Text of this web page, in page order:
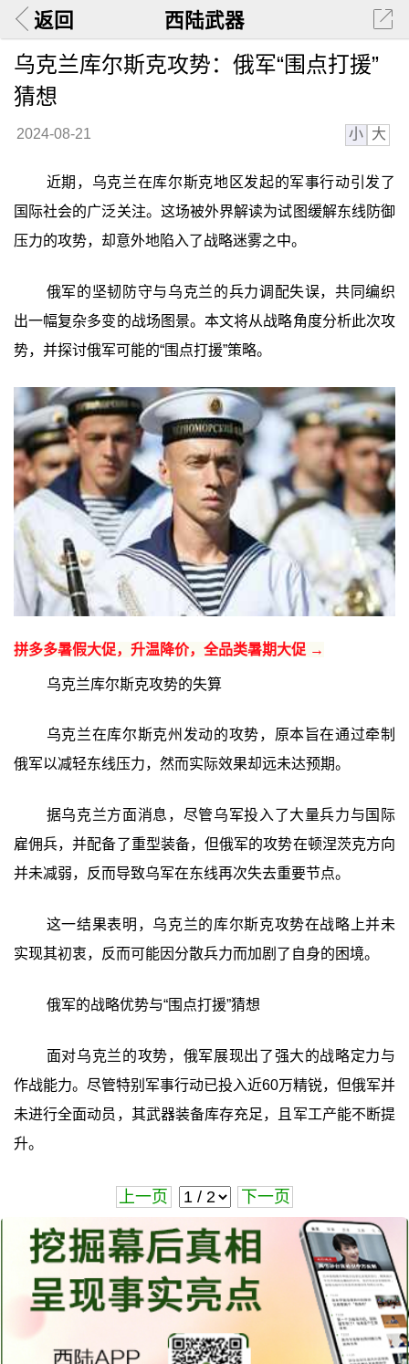
返回 西陆武器
乌克兰库尔斯克攻势：俄军“围点打援”
猜想
2024-08-21 小 大
近期，乌克兰在库尔斯克地区发起的军事行动引发了
国际社会的广泛关注。这场被外界解读为试图缓解东线防御
压力的攻势，却意外地陷入了战略迷雾之中。
俄军的坚韧防守与乌克兰的兵力调配失误，共同编织
出一幅复杂多变的战场图景。本文将从战略角度分析此次攻
势，并探讨俄军可能的“围点打援”策略。
拼多多暑假大促，升温降价，全品类暑期大促 →
乌克兰库尔斯克攻势的失算
乌克兰在库尔斯克州发动的攻势，原本旨在通过牵制
俄军以减轻东线压力，然而实际效果却远未达预期。
据乌克兰方面消息，尽管乌军投入了大量兵力与国际
雇佣兵，并配备了重型装备，但俄军的攻势在顿涅茨克方向
并未减弱，反而导致乌军在东线再次失去重要节点。
这一结果表明，乌克兰的库尔斯克攻势在战略上并未
实现其初衷，反而可能因分散兵力而加剧了自身的困境。
俄军的战略优势与“围点打援”猜想
面对乌克兰的攻势，俄军展现出了强大的战略定力与
作战能力。尽管特别军事行动已投入近60万精锐，但俄军并
未进行全面动员，其武器装备库存充足，且军工产能不断提
升。
上一页 下一页